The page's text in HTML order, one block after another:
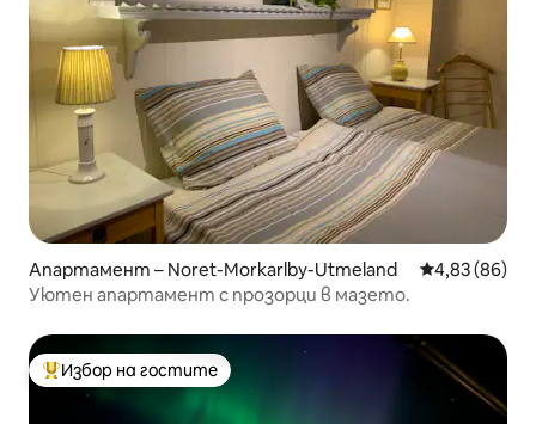
Апартамент – Noret-Morkarlby-Utmeland Средна
4,83 (86)
Уютен апартамент с прозорци в мазето.
Най-популярен избор на гостите
Избор на гостите